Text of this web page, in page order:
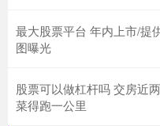
最大股票平台 年内上市/提
图曝光
股票可以做杠杆吗 交房近
菜得跑一公里